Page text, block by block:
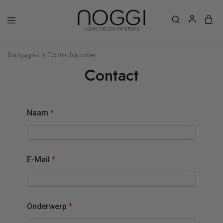
Startpagina » Contactformulier
Contact
Naam *
E-Mail *
Onderwerp *